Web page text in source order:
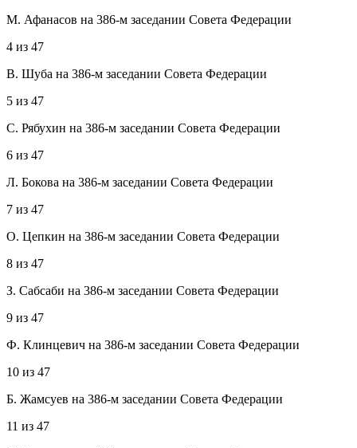
М. Афанасов на 386-м заседании Совета Федерации
4 из 47
В. Шуба на 386-м заседании Совета Федерации
5 из 47
С. Рябухин на 386-м заседании Совета Федерации
6 из 47
Л. Бокова на 386-м заседании Совета Федерации
7 из 47
О. Цепкин на 386-м заседании Совета Федерации
8 из 47
З. Сабсаби на 386-м заседании Совета Федерации
9 из 47
Ф. Клинцевич на 386-м заседании Совета Федерации
10 из 47
Б. Жамсуев на 386-м заседании Совета Федерации
11 из 47